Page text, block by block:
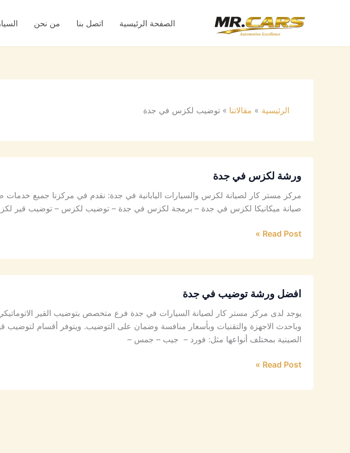
الصفحة الرئيسية اتصل بنا من نحن
الرئيسية مقالاتنا توضيب لكزس في جدة
ورشة لكزس في جدة
مركز مستر كار لصيانة لكزس والسيارات اليابانية في جدة: نقدم في مركزنا جميع
صيانة ميكانيكا لكزس في جدة – برمجة لكزس في جدة – توضيب لكزس – توضيب
Read Post »
افضل ورشة توضيب في جدة
يوجد لدى مركز مستر كار لصيانة السيارات في جدة فرع متخصص بتوضيب القير الاتوماتيكي
وباحدث الاجهزة والتقنيات وبأسعار منافسة وضمان على التوضيب. ويتوفر أقسام لتوضيب قيرات
الصينية بمختلف أنواعها مثل: فورد – جيب – جمس –
Read Post »